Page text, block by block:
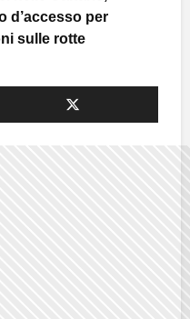
d’accesso per
sulle rotte